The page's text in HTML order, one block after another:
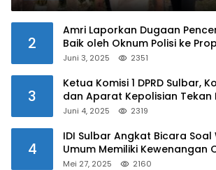
2
Amri Laporkan Dugaan
Baik oleh Oknum Polisi ke
Juni 3, 2025 2351
3
Ketua Komisi 1 DPRD Sulbar,
dan Aparat Kepolisian Tekan
Juni 4, 2025 2319
4
IDI Sulbar Angkat Bicara
Umum Memiliki Kewenangan
Mei 27, 2025 2160